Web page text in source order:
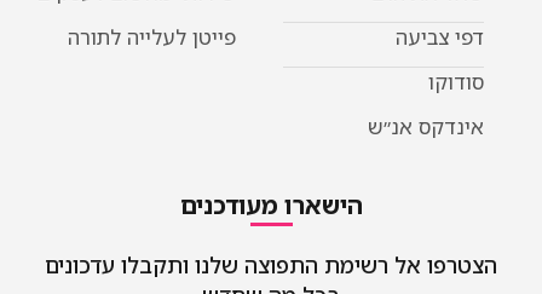
אנ״ש
פייטן לעלייה לתורה
הישארו מעודכנים
אל רשימת התפוצה שלנו ותקבלו עדכונים